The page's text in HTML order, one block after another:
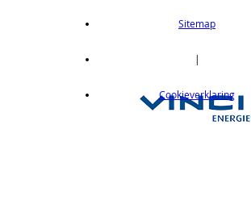
Sitemap
|
Cookieverklaring